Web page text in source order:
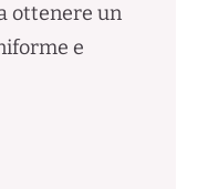
ottenere un
e